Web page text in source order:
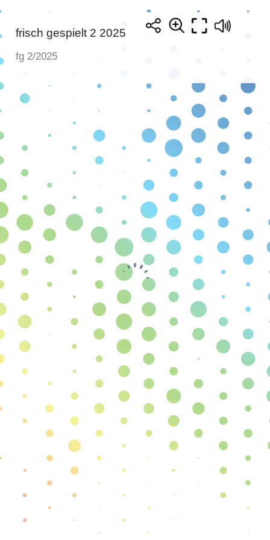
frisch gespielt 2 2025
fg 2/2025